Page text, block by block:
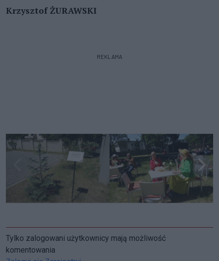
Krzysztof ŻURAWSKI
REKLAMA
Tylko zalogowani użytkownicy mają możliwość
komentowania